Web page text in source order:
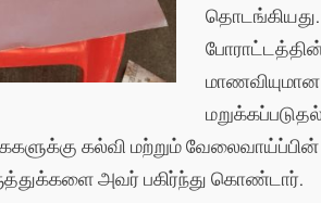
தொடங்கியது.
கல்வி மற்றும்
அவர் பகிர்ந்து கொண்டார்.